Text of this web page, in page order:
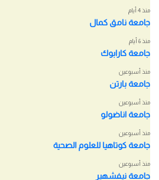
منذ 4 أيام
جامعة نامق كمال
منذ 6 أيام
جامعة كارابوك
منذ أسبوعين
جامعة بارتن
منذ أسبوعين
جامعة اناضولو
منذ أسبوعين
جامعة كوتاهيا للعلوم الصحية
منذ أسبوعين
جامعة نيفشهير